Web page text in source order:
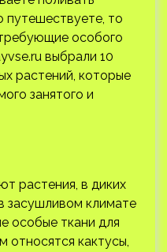
путешествуете, то
особого
выбрали 10
растений, которые
занятого и
растения, в диких
засушливом климате
особые ткани для
относятся кактусы,